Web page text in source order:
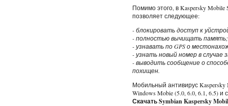
Помимо этого, в Kaspersky
позволяет следующее:
- блокировать доступ к
- полностью вычищать память;
- узнавать по GPS о
- узнать новый номер в
- выводить сообщение о
похищен.
Мобильный антивирус Kaspersky
Windows Mobie (5.0, 6.0, 6.1, 6.5)
Скачать Symbian Kaspersky